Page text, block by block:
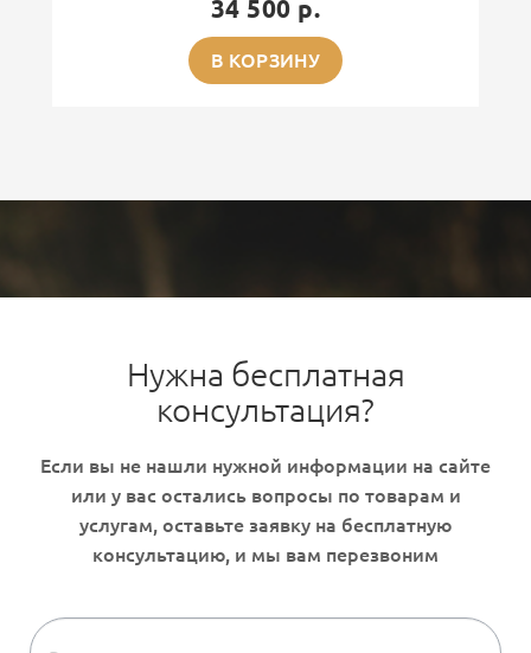
34 500 р.
В КОРЗИНУ
Нужна бесплатная
консультация?